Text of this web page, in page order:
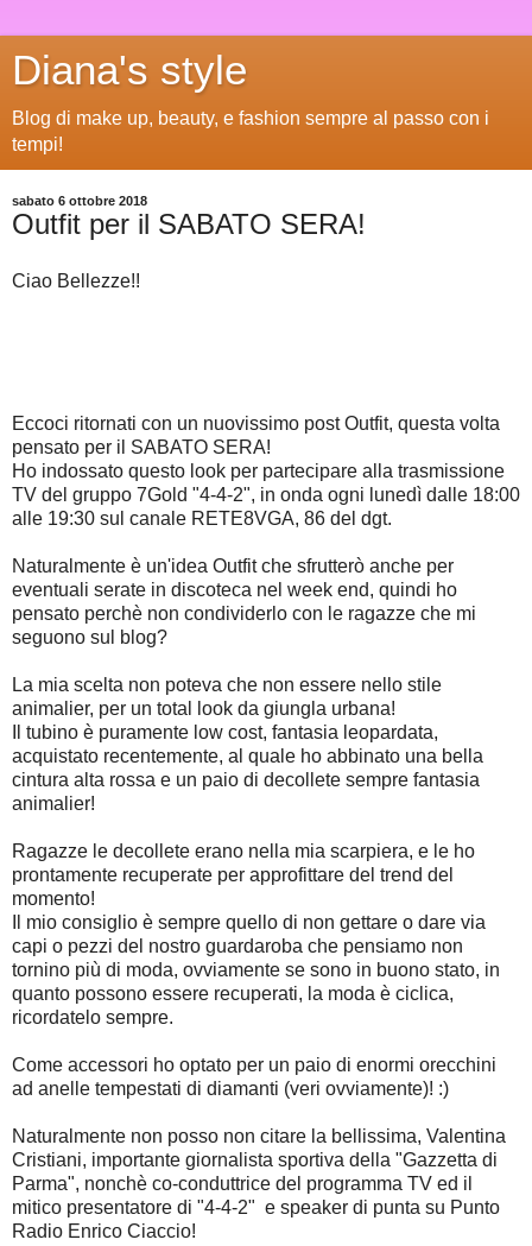
Diana's style
Blog di make up, beauty, e fashion sempre al passo con i
tempi!
sabato 6 ottobre 2018
Outfit per il SABATO SERA!
Ciao Bellezze!!
Eccoci ritornati con un nuovissimo post Outfit, questa volta
pensato per il SABATO SERA!
Ho indossato questo look per partecipare alla trasmissione
TV del gruppo 7Gold "4-4-2", in onda ogni lunedì dalle 18:00
alle 19:30 sul canale RETE8VGA, 86 del dgt.
Naturalmente è un'idea Outfit che sfrutterò anche per
eventuali serate in discoteca nel week end, quindi ho
pensato perchè non condividerlo con le ragazze che mi
seguono sul blog?
La mia scelta non poteva che non essere nello stile
animalier, per un total look da giungla urbana!
Il tubino è puramente low cost, fantasia leopardata,
acquistato recentemente, al quale ho abbinato una bella
cintura alta rossa e un paio di decollete sempre fantasia
animalier!
Ragazze le decollete erano nella mia scarpiera, e le ho
prontamente recuperate per approfittare del trend del
momento!
Il mio consiglio è sempre quello di non gettare o dare via
capi o pezzi del nostro guardaroba che pensiamo non
tornino più di moda, ovviamente se sono in buono stato, in
quanto possono essere recuperati, la moda è ciclica,
ricordatelo sempre.
Come accessori ho optato per un paio di enormi orecchini
ad anelle tempestati di diamanti (veri ovviamente)! :)
Naturalmente non posso non citare la bellissima, Valentina
Cristiani, importante giornalista sportiva della "Gazzetta di
Parma", nonchè co-conduttrice del programma TV ed il
mitico presentatore di "4-4-2" e speaker di punta su Punto
Radio Enrico Ciaccio!